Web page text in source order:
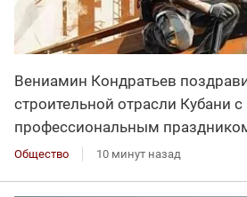
Вениамин Кондратьев
строительной отрасли Кубани с
профессиональным
Общество 10 минут назад